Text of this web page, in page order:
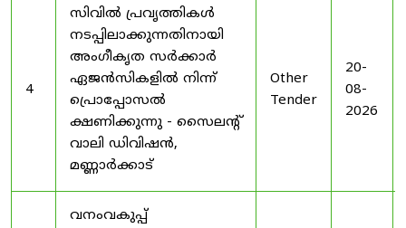
4
സിവിൽ പ്രവൃത്തികൾ
നടപ്പിലാക്കുന്നതിനായി
അംഗീകൃത സർക്കാർ
ഏജൻസികളിൽ നിന്ന്
പ്രൊപ്പോസൽ
ക്ഷണിക്കുന്നു - സൈലന്റ്
വാലി ഡിവിഷൻ,
മണ്ണാർക്കാട്
Other
Tender
20-
08-
2026
വനംവകുപ്പ്